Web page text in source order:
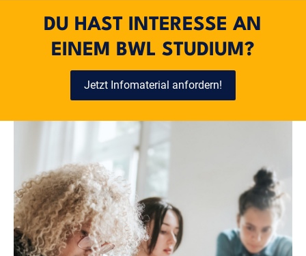
DU HAST INTERESSE AN
EINEM BWL STUDIUM?
Jetzt Infomaterial anfordern!